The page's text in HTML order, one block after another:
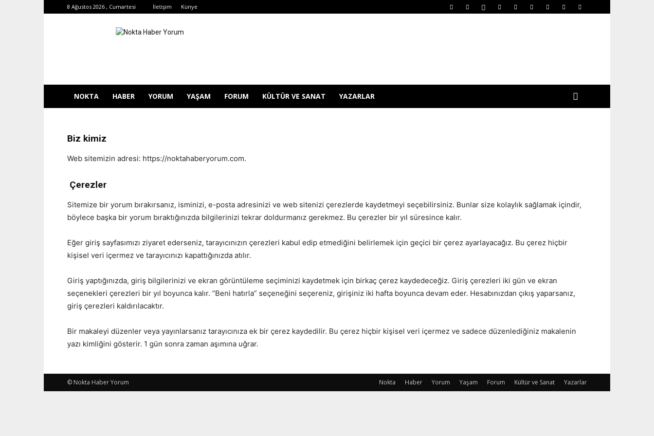
8 Ağustos 2026 , Cumartesi İletişim Künye
NOKTA HABER YORUM YAŞAM FORUM KÜLTÜR VE SANAT YAZARLAR
Biz kimiz
Web sitemizin adresi: https://noktahaberyorum.com.
Çerezler
Sitemize bir yorum bırakırsanız, isminizi, e-posta adresinizi ve web sitenizi çerezlerde kaydetmeyi seçebilirsiniz. Bunlar size kolaylık sağlamak içindir,
böylece başka bir yorum bıraktığınızda bilgilerinizi tekrar doldurmanız gerekmez. Bu çerezler bir yıl süresince kalır.
Eğer giriş sayfasımızı ziyaret ederseniz, tarayıcınızın çerezleri kabul edip etmediğini belirlemek için geçici bir çerez ayarlayacağız. Bu çerez hiçbir
kişisel veri içermez ve tarayıcınızı kapattığınızda atılır.
Giriş yaptığınızda, giriş bilgilerinizi ve ekran görüntüleme seçiminizi kaydetmek için birkaç çerez kaydedeceğiz. Giriş çerezleri iki gün ve ekran
seçenekleri çerezleri bir yıl boyunca kalır. “Beni hatırla” seçeneğini seçereniz, girişiniz iki hafta boyunca devam eder. Hesabınızdan çıkış yaparsanız,
giriş çerezleri kaldırılacaktır.
Bir makaleyi düzenler veya yayınlarsanız tarayıcınıza ek bir çerez kaydedilir. Bu çerez hiçbir kişisel veri içermez ve sadece düzenlediğiniz makalenin
yazı kimliğini gösterir. 1 gün sonra zaman aşımına uğrar.
Nokta Haber Yorum Yaşam Forum Kültür ve Sanat Yazarlar
© Nokta Haber Yorum